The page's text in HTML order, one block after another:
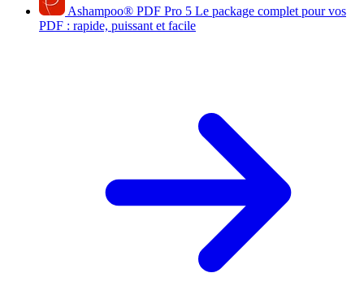
Ashampoo® PDF Pro 5 Le package complet pour vos
PDF : rapide, puissant et facile